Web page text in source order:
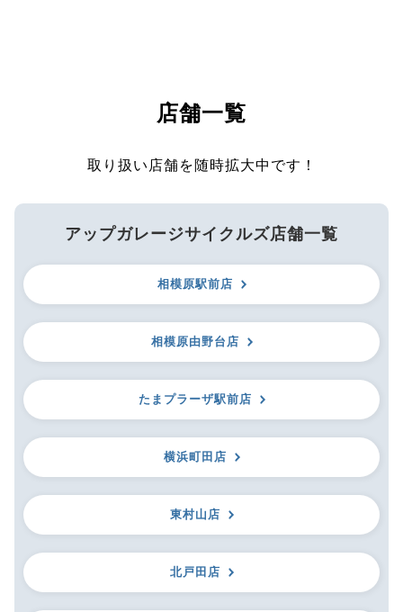
店舗一覧
取り扱い店舗を随時拡大中です！
アップガレージサイクルズ店舗一覧
相模原駅前店
相模原由野台店
たまプラーザ駅前店
横浜町田店
東村山店
北戸田店